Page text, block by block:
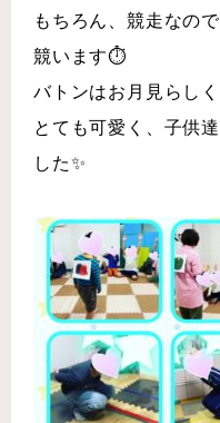
もちろん、競走なの
競います⏱
バトンはお月見らし
とても可愛く、子供
した✨